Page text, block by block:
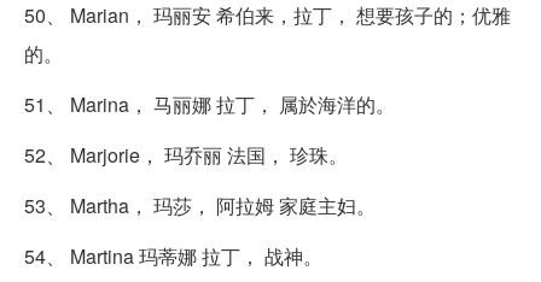
50、 Marian， 玛丽安 希伯来，拉丁， 想要孩子的；优雅
的。
51、 Marina， 马丽娜 拉丁， 属於海洋的。
52、 Marjorie， 玛乔丽 法国， 珍珠。
53、 Martha， 玛莎， 阿拉姆 家庭主妇。
54、 Martina 玛蒂娜 拉丁， 战神。